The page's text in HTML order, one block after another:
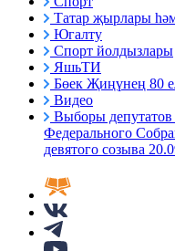
Татар җырлары
Югалту
Спорт йолдызлары
ЯшьТИ
Бөек Җиңүнең 80
Видео
Выборы
Федерального
девятого созыва